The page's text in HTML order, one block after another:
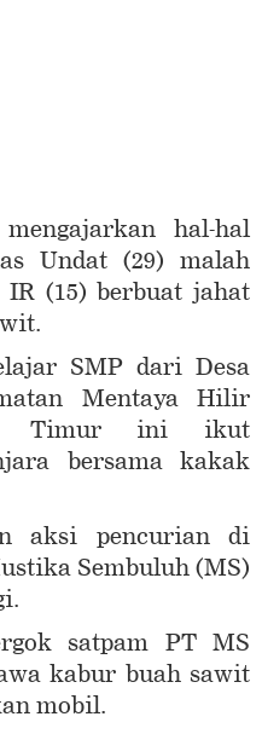
hal-hal
Undat (29) malah
(15) berbuat jahat
SMP dari Desa
Mentaya Hilir
Timur ini ikut
bersama kakak
aksi pencurian di
Sembuluh (MS)
satpam PT MS
kabur buah sawit
mobil.